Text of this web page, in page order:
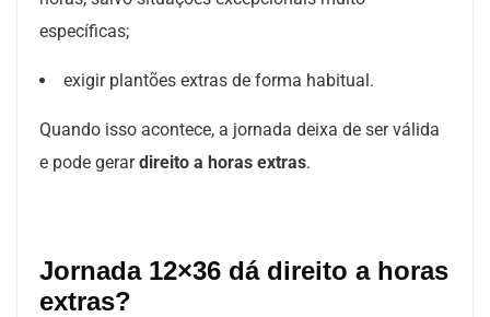
específicas;
exigir plantões extras de forma habitual.
Quando isso acontece, a jornada deixa de ser válida
e pode gerardireito a horas extras.
Jornada 12×36 dá direito a horas
extras?